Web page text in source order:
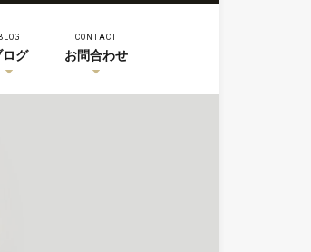
ログ
CONTACT
お問合わせ